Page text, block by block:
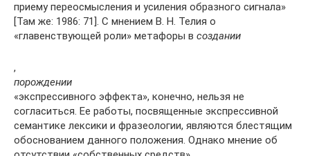
приему переосмысления и усиления образного сигнала»
[Там же: 1986: 71]. С мнением В. Н. Телия о
«главенствующей роли» метафоры в создании
,
порождении
«экспрессивного эффекта», конечно, нельзя не
согласиться. Ее работы, посвященные экспрессивной
семантике лексики и фразеологии, являются блестящим
обоснованием данного положения. Однако мнение об